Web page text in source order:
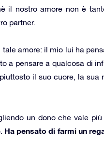
il nostro amore non è
partner.
amore: il mio lui ha
a pensare a qualcosa di
il suo cuore, la sua
un dono che vale
Ha pensato di farmi un